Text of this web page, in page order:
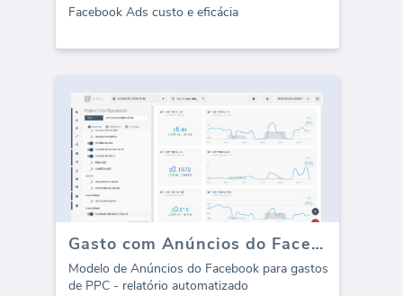
Facebook Ads custo e eficácia
Gasto com Anúncios do Facebook (Relatório)
Modelo de Anúncios do Facebook para gastos
de PPC - relatório automatizado